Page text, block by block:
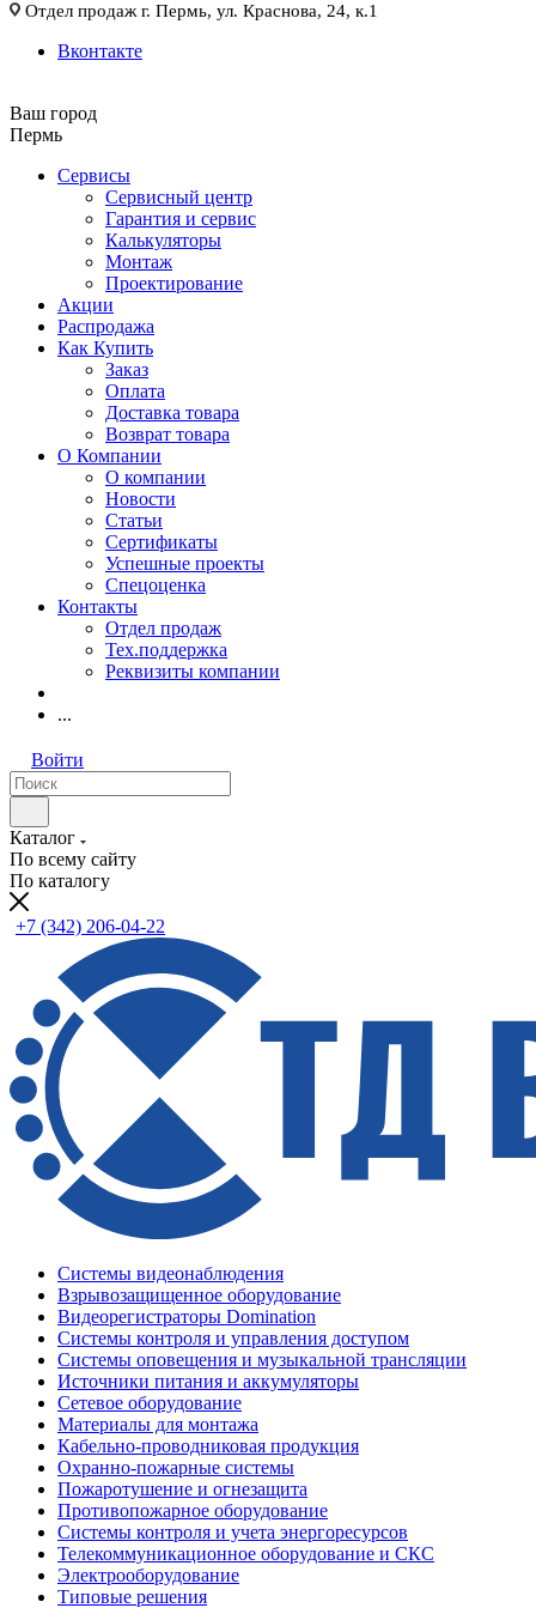
Отдел продаж г. Пермь, ул. Краснова, 24, к.1
Вконтакте
Ваш город
Пермь
Сервисы
Сервисный центр
Гарантия и сервис
Калькуляторы
Монтаж
Проектирование
Акции
Распродажа
Как Купить
Заказ
Оплата
Доставка товара
Возврат товара
О Компании
О компании
Новости
Статьи
Сертификаты
Успешные проекты
Спецоценка
Контакты
Отдел продаж
Тех.поддержка
Реквизиты компании
...
Войти
Каталог
По всему сайту
По каталогу
+7 (342) 206-04-22
Системы видеонаблюдения
Взрывозащищенное оборудование
Видеорегистраторы Domination
Системы контроля и управления доступом
Системы оповещения и музыкальной трансляции
Источники питания и аккумуляторы
Сетевое оборудование
Материалы для монтажа
Кабельно-проводниковая продукция
Охранно-пожарные системы
Пожаротушение и огнезащита
Противопожарное оборудование
Системы контроля и учета энергоресурсов
Телекоммуникационное оборудование и СКС
Электрооборудование
Типовые решения